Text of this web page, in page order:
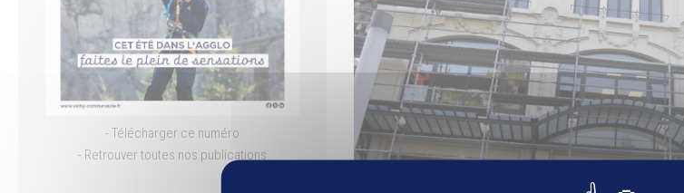
- Télécharger ce numéro
- Retrouver toutes nos publications